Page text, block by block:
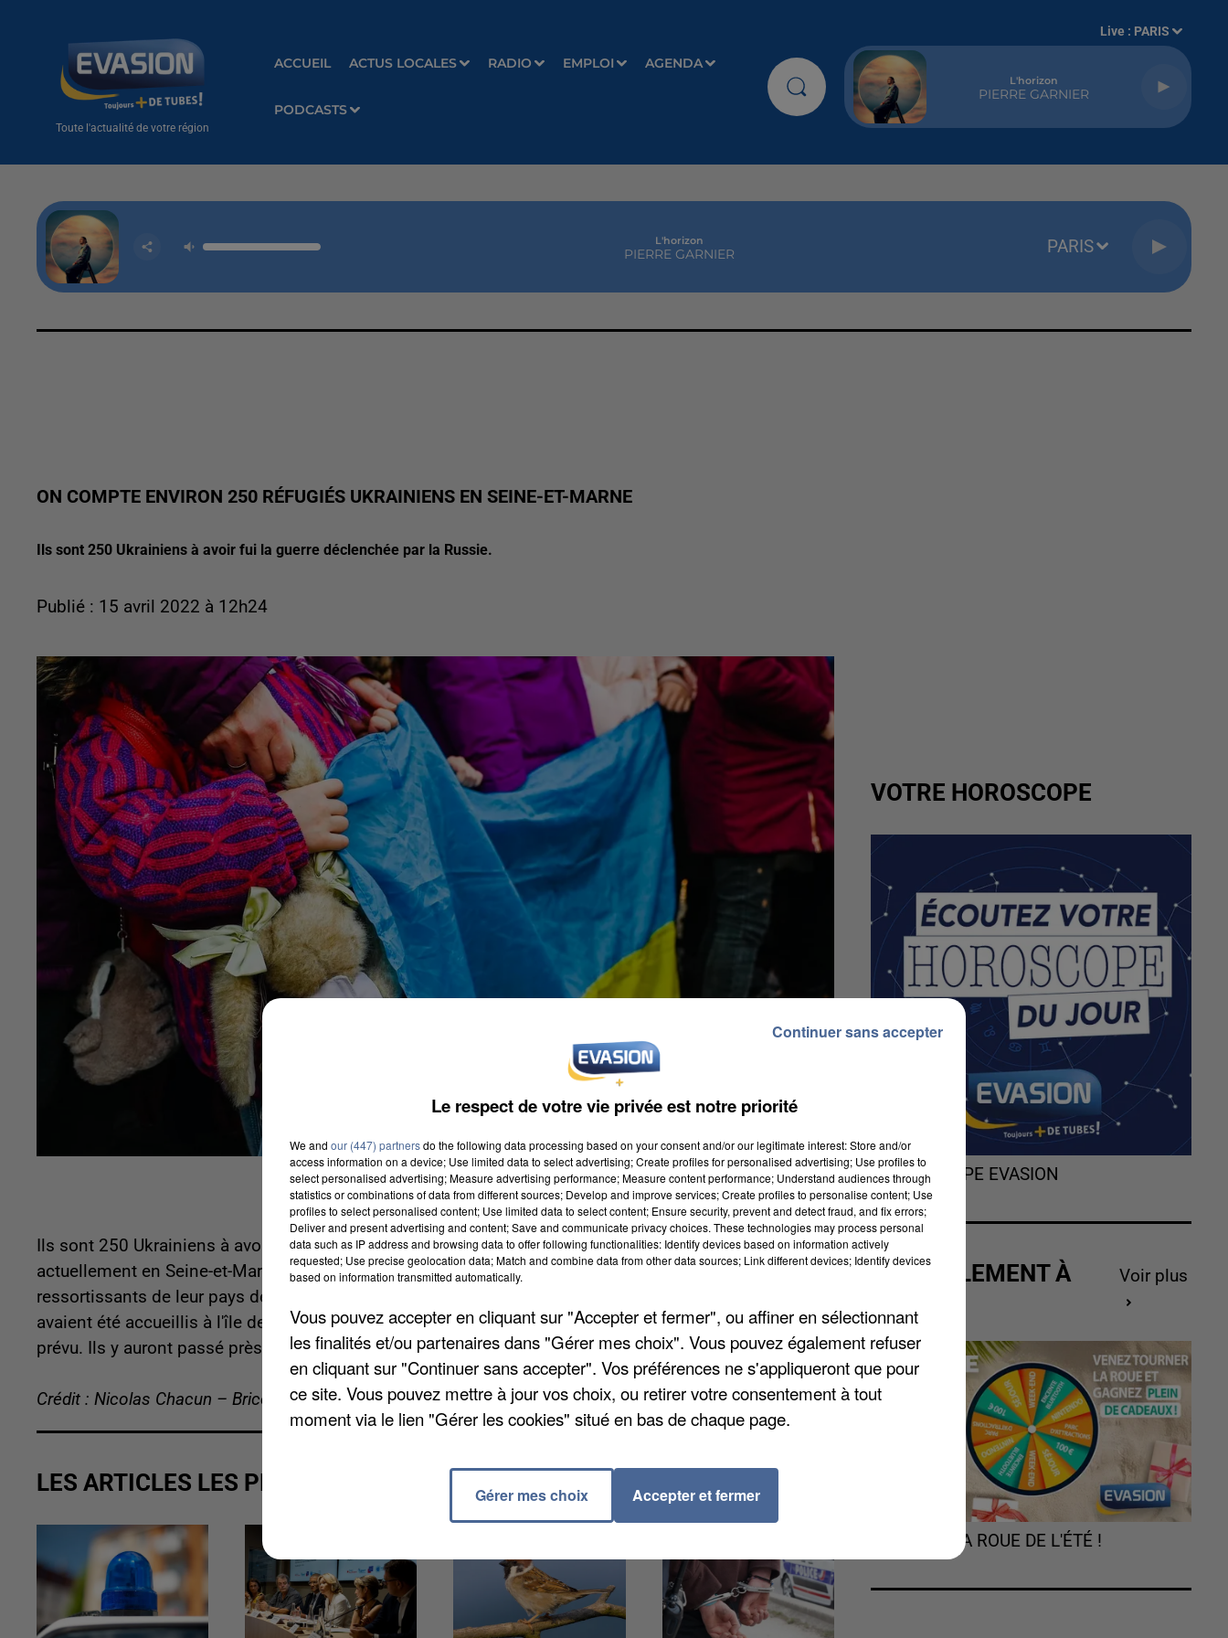
Toute l'actualité de votre région
ACCUEIL ACTUS LOCALES RADIO EMPLOI AGENDA
PODCASTS
Live : PARIS
L'horizon
PIERRE GARNIER
L'horizon
PIERRE GARNIER PARIS
ON COMPTE ENVIRON 250 RÉFUGIÉS UKRAINIENS EN SEINE-ET-MARNE
Ils sont 250 Ukrainiens à avoir fui la guerre déclenchée par la Russie.
Publié : 15 avril 2022 à 12h24
Ils sont 250 Ukrainiens à avoir fui la guerre déclenchée par la Russie. Tous se trouveraient
actuellement en Seine-et-Marne. Ils seraient, pour la plupart, hébergés par des particuliers, surtout des
ressortissants de leur pays déjà installés dans le département. Dans un premier temps, environ 80
avaient été accueillis à l'île de loisirs de Bois-le-Roi mais tous en sont repartis, il y a 8 jours, comme
prévu. Ils y auront passé près d'un mois.
Crédit : Nicolas Chacun – Brice Charrier
LES ARTICLES LES PLUS VUS
VOTRE HOROSCOPE
L'HOROSCOPE EVASION
ACTUELLEMENT À
Voir plus
TOURNEZ LA ROUE DE L'ÉTÉ !
Le respect de votre vie privée est notre priorité
We and our (447) partnersdo the following data processing based on your consent and/or our legitimate interest: Store and/or
access information on a device; Use limited data to select advertising; Create profiles for personalised advertising; Use profiles to
select personalised advertising; Measure advertising performance; Measure content performance; Understand audiences through
statistics or combinations of data from different sources; Develop and improve services; Create profiles to personalise content; Use
profiles to select personalised content; Use limited data to select content; Ensure security, prevent and detect fraud, and fix errors;
Deliver and present advertising and content; Save and communicate privacy choices. These technologies may process personal
data such as IP address and browsing data to offer following functionalities: Identify devices based on information actively
requested; Use precise geolocation data; Match and combine data from other data sources; Link different devices; Identify devices
based on information transmitted automatically.
Vous pouvez accepter en cliquant sur "Accepter et fermer", ou affiner en sélectionnant
les finalités et/ou partenaires dans "Gérer mes choix". Vous pouvez également refuser
en cliquant sur "Continuer sans accepter". Vos préférences ne s'appliqueront que pour
ce site. Vous pouvez mettre à jour vos choix, ou retirer votre consentement à tout
moment via le lien "Gérer les cookies" situé en bas de chaque page.
Gérer mes choix Accepter et fermer
Continuer sans accepter